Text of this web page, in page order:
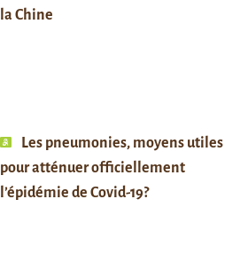
la Chine
Les pneumonies, moyens utiles
pour atténuer officiellement
l’épidémie de Covid-19?